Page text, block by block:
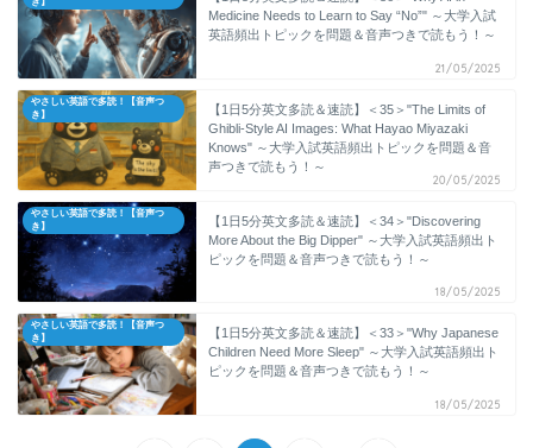
Medicine Needs to Learn to Say “No”" ～大学入試
英語頻出トピックを問題＆音声つきで読もう！～
21/05/2025
やさしい英語で多読！【音声つ
き】
【1日5分英文多読＆速読】＜35＞"The Limits of
Ghibli-Style AI Images: What Hayao Miyazaki
Knows" ～大学入試英語頻出トピックを問題＆音
声つきで読もう！～
20/05/2025
やさしい英語で多読！【音声つ
き】
【1日5分英文多読＆速読】＜34＞"Discovering
More About the Big Dipper" ～大学入試英語頻出ト
ピックを問題＆音声つきで読もう！～
18/05/2025
やさしい英語で多読！【音声つ
き】
【1日5分英文多読＆速読】＜33＞"Why Japanese
Children Need More Sleep" ～大学入試英語頻出ト
ピックを問題＆音声つきで読もう！～
18/05/2025